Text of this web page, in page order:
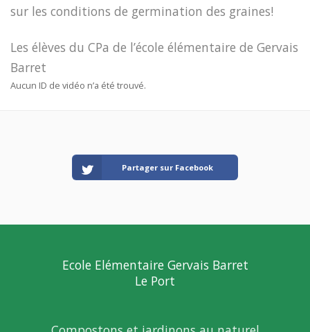
sur les conditions de germination des graines!
Les élèves du CPa de l’école élémentaire de Gervais
Barret
Aucun ID de vidéo n’a été trouvé.
Partager sur Facebook
Ecole Elémentaire Gervais Barret
Le Port